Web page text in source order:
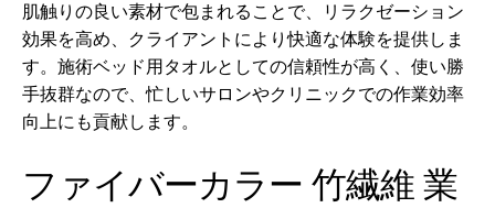
肌触りの良い素材で包まれることで、リラクゼーション
効果を高め、クライアントにより快適な体験を提供しま
す。施術ベッド用タオルとしての信頼性が高く、使い勝
手抜群なので、忙しいサロンやクリニックでの作業効率
向上にも貢献します。
ファイバーカラー 竹繊維 業